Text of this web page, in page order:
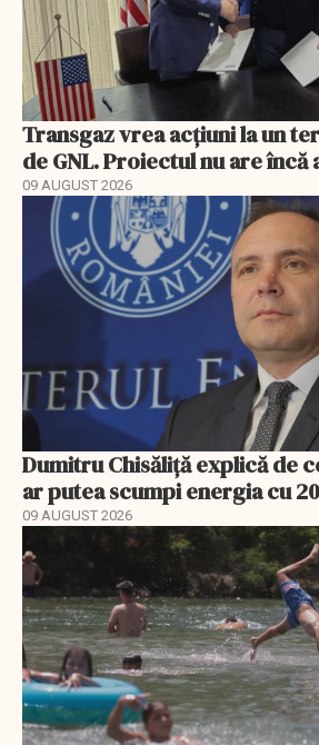
Transgaz vrea acțiuni la un
de GNL. Proiectul nu are încă
09 AUGUST 2026
Dumitru Chisăliță explică de
ar putea scumpi energia cu
09 AUGUST 2026